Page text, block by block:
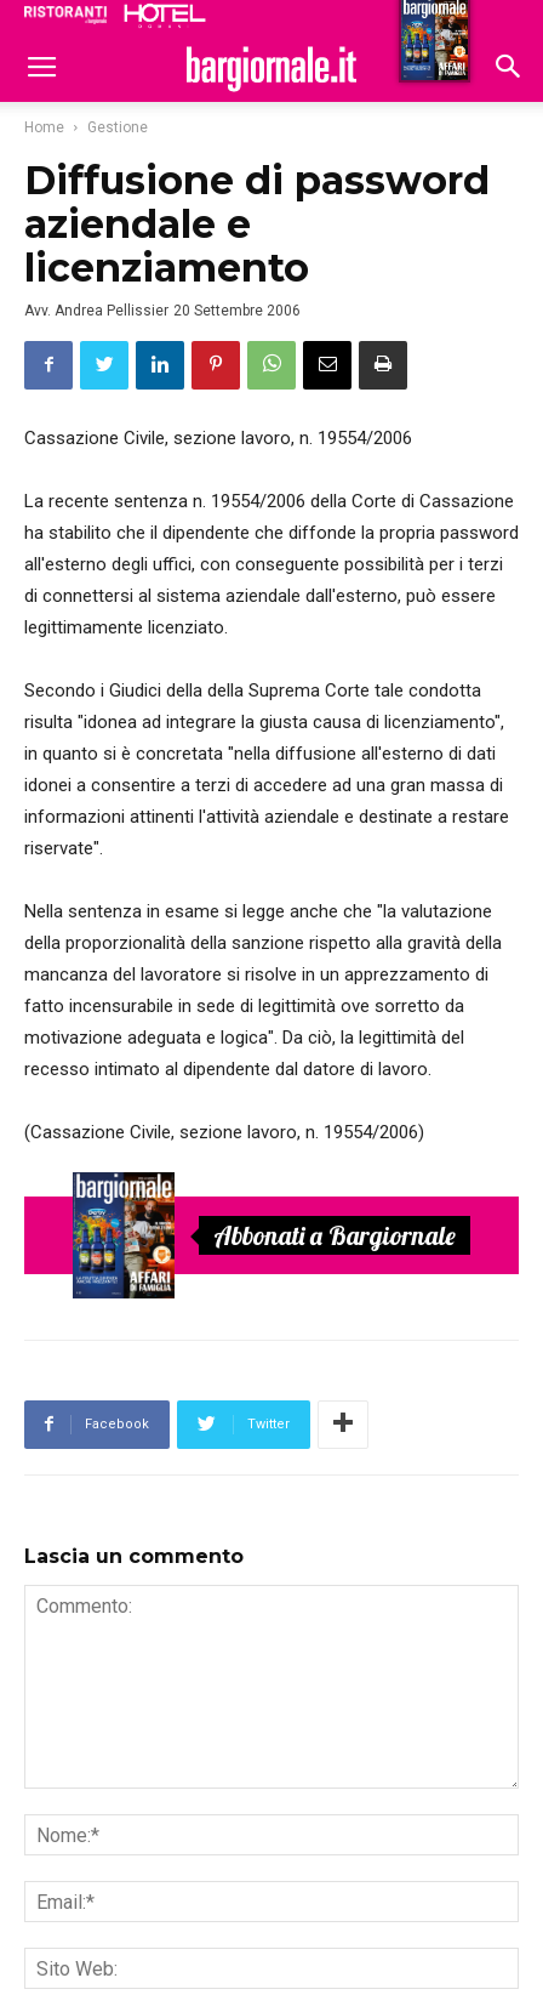
Hoteldomani
Home Gestione
Diffusione di password
aziendale e
licenziamento
Avv. Andrea Pellissier 20 Settembre 2006
Cassazione Civile, sezione lavoro, n. 19554/2006
La recente sentenza n. 19554/2006 della Corte di Cassazione
ha stabilito che il dipendente che diffonde la propria password
all'esterno degli uffici, con conseguente possibilità per i terzi
di connettersi al sistema aziendale dall'esterno, può essere
legittimamente licenziato.
Secondo i Giudici della della Suprema Corte tale condotta
risulta "idonea ad integrare la giusta causa di licenziamento",
in quanto si è concretata "nella diffusione all'esterno di dati
idonei a consentire a terzi di accedere ad una gran massa di
informazioni attinenti l'attività aziendale e destinate a restare
riservate".
Nella sentenza in esame si legge anche che "la valutazione
della proporzionalità della sanzione rispetto alla gravità della
mancanza del lavoratore si risolve in un apprezzamento di
fatto incensurabile in sede di legittimità ove sorretto da
motivazione adeguata e logica". Da ciò, la legittimità del
recesso intimato al dipendente dal datore di lavoro.
(Cassazione Civile, sezione lavoro, n. 19554/2006)
Abbonati a Bargiornale
Facebook Twitter
Lascia un commento